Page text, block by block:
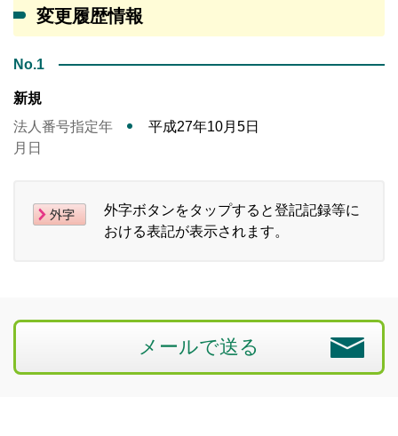
変更履歴情報
No.1
新規
法人番号指定年
月日
平成27年10月5日
外字ボタンをタップすると登記記録等に
おける表記が表示されます。
メールで送る